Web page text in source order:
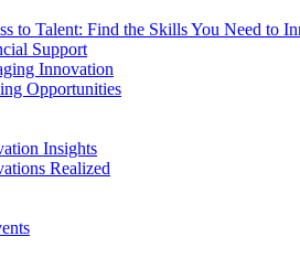
to Talent: Find the Skills You Need to
Support
Innovation
Opportunities
Insights
Realized